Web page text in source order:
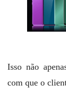
Isso não
com que o